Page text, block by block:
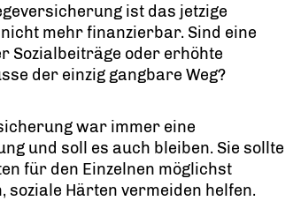
ist das jetzige
mehr finanzierbar. Sind eine
Sozialbeiträge oder erhöhte
der einzig gangbare Weg?
war immer eine
und soll es auch bleiben. Sie sollte
für den Einzelnen möglichst
soziale Härten vermeiden helfen.